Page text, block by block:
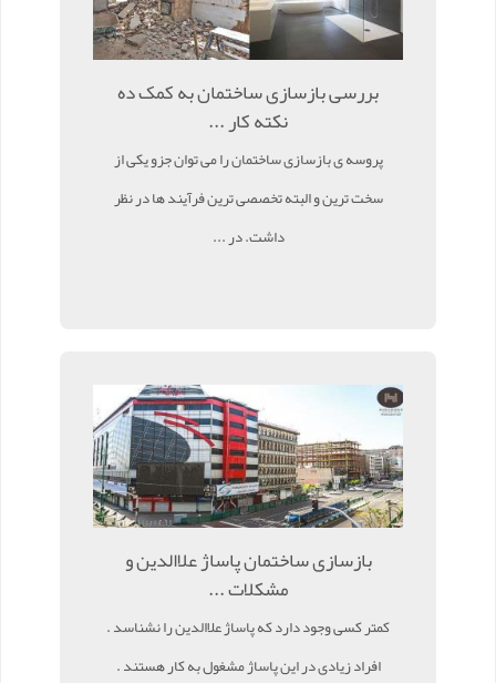
بررسی بازسازی ساختمان به کمک ده
نکته کار ...
پروسه ی بازسازی ساختمان را می توان جزو یکی از
سخت ترین و البته تخصصی ترین فرآیند ها در نظر
داشت. در ...
بازسازی ساختمان پاساژ علاالدین و
مشکلات ...
کمتر کسی وجود دارد که پاساژ علاالدین را نشناسد .
افراد زیادی در این پاساژ مشغول به کار هستند .